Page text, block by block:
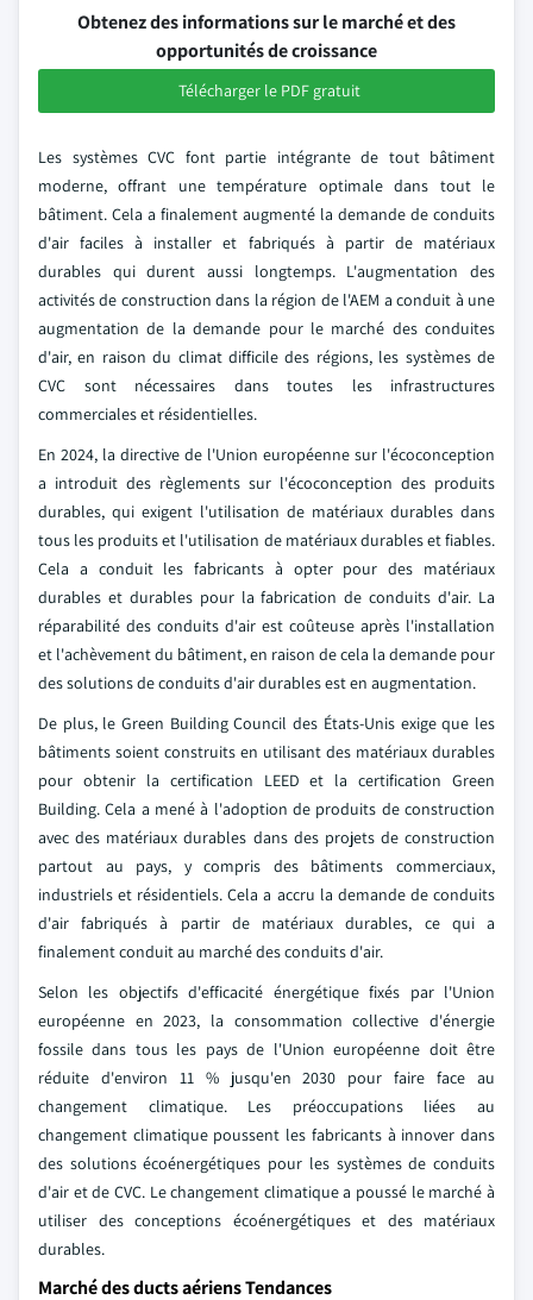
Obtenez des informations sur le marché et des
opportunités de croissance
Télécharger le PDF gratuit
Les systèmes CVC font partie intégrante de tout bâtiment
moderne, offrant une température optimale dans tout le
bâtiment. Cela a finalement augmenté la demande de conduits
d'air faciles à installer et fabriqués à partir de matériaux
durables qui durent aussi longtemps. L'augmentation des
activités de construction dans la région de l'AEM a conduit à une
augmentation de la demande pour le marché des conduites
d'air, en raison du climat difficile des régions, les systèmes de
CVC sont nécessaires dans toutes les infrastructures
commerciales et résidentielles.
En 2024, la directive de l'Union européenne sur l'écoconception
a introduit des règlements sur l'écoconception des produits
durables, qui exigent l'utilisation de matériaux durables dans
tous les produits et l'utilisation de matériaux durables et fiables.
Cela a conduit les fabricants à opter pour des matériaux
durables et durables pour la fabrication de conduits d'air. La
réparabilité des conduits d'air est coûteuse après l'installation
et l'achèvement du bâtiment, en raison de cela la demande pour
des solutions de conduits d'air durables est en augmentation.
De plus, le Green Building Council des États-Unis exige que les
bâtiments soient construits en utilisant des matériaux durables
pour obtenir la certification LEED et la certification Green
Building. Cela a mené à l'adoption de produits de construction
avec des matériaux durables dans des projets de construction
partout au pays, y compris des bâtiments commerciaux,
industriels et résidentiels. Cela a accru la demande de conduits
d'air fabriqués à partir de matériaux durables, ce qui a
finalement conduit au marché des conduits d'air.
Selon les objectifs d'efficacité énergétique fixés par l'Union
européenne en 2023, la consommation collective d'énergie
fossile dans tous les pays de l'Union européenne doit être
réduite d'environ 11 % jusqu'en 2030 pour faire face au
changement climatique. Les préoccupations liées au
changement climatique poussent les fabricants à innover dans
des solutions écoénergétiques pour les systèmes de conduits
d'air et de CVC. Le changement climatique a poussé le marché à
utiliser des conceptions écoénergétiques et des matériaux
durables.
Marché des ducts aériens Tendances